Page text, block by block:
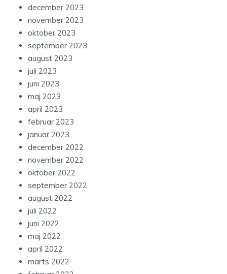
december 2023
november 2023
oktober 2023
september 2023
august 2023
juli 2023
juni 2023
maj 2023
april 2023
februar 2023
januar 2023
december 2022
november 2022
oktober 2022
september 2022
august 2022
juli 2022
juni 2022
maj 2022
april 2022
marts 2022